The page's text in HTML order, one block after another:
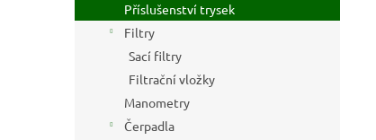
Příslušenství trysek
Filtry
Sací filtry
Filtrační vložky
Manometry
Čerpadla